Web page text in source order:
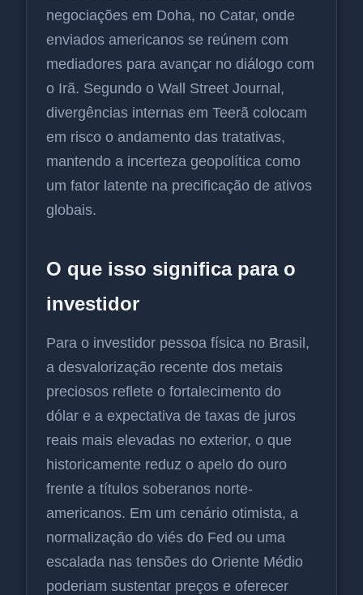
negociações em Doha, no Catar, onde
enviados americanos se reúnem com
mediadores para avançar no diálogo com
o Irã. Segundo o Wall Street Journal,
divergências internas em Teerã colocam
em risco o andamento das tratativas,
mantendo a incerteza geopolítica como
um fator latente na precificação de ativos
globais.
O que isso significa para o
investidor
Para o investidor pessoa física no Brasil,
a desvalorização recente dos metais
preciosos reflete o fortalecimento do
dólar e a expectativa de taxas de juros
reais mais elevadas no exterior, o que
historicamente reduz o apelo do ouro
frente a títulos soberanos norte-
americanos. Em um cenário otimista, a
normalização do viés do Fed ou uma
escalada nas tensões do Oriente Médio
poderiam sustentar preços e oferecer